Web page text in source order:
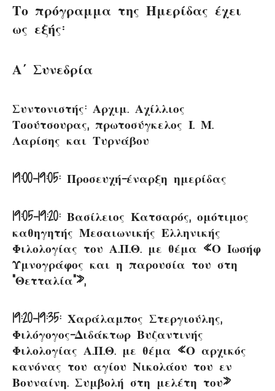
Το πρόγραμμα της Ημερίδας έχει
ως εξής:
Α΄ Συνεδρία
Συντονιστής: Αρχιμ. Αχίλλιος
Τσούτσουρας, πρωτοσύγκελος Ι. Μ.
Λαρίσης και Τυρνάβου
19:00-19:05: Προσευχή-έναρξη ημερίδας
19:05-19:20: Βασίλειος Κατσαρός, ομότιμος
καθηγητής Μεσαιωνικής Ελληνι­κής
Φιλολογίας του Α.Π.Θ. με θέμα «Ο Ιωσήφ
Υμνογράφος και η παρουσία του στη
“Θετταλία”»,
19:20-19:35: Χαράλαμπος Στεργιούλης,
Φιλόγογος-Διδάκτωρ Βυζαντινής
Φιλολογίας Α.Π.Θ. με θέμα «Ο αρχικός
κανόνας του αγίου Νικολάου του εν
Βουναίνη. Συμβολή στη μελέτη του»